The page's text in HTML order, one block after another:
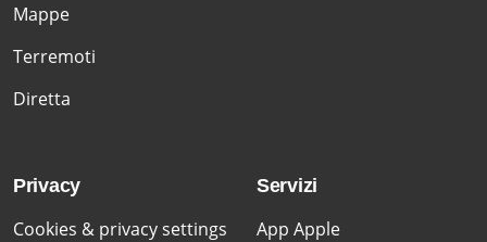
Mappe
Terremoti
Diretta
Privacy
Cookies & privacy settings
Servizi
App Apple